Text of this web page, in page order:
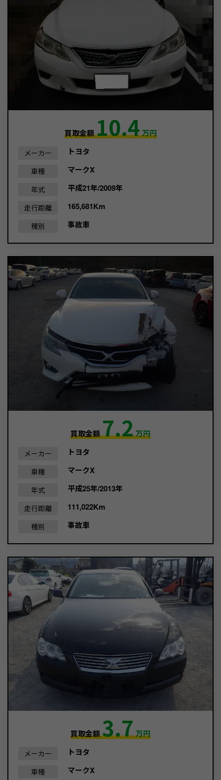
買取金額10.4万円
メーカー トヨタ
車種 マークX
年式 平成21年/2009年
走行距離 165,681Km
種別 事故車
買取金額7.2万円
メーカー トヨタ
車種 マークX
年式 平成25年/2013年
走行距離 111,022Km
種別 事故車
買取金額3.7万円
メーカー トヨタ
車種 マークX